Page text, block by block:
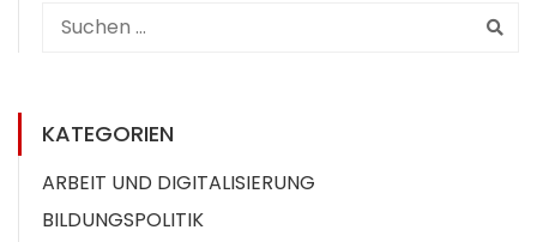
KATEGORIEN
ARBEIT UND DIGITALISIERUNG
BILDUNGSPOLITIK